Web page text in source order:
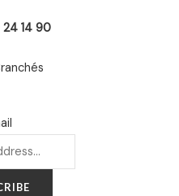
14 90